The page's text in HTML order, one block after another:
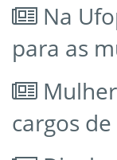
Na
para as
cargos